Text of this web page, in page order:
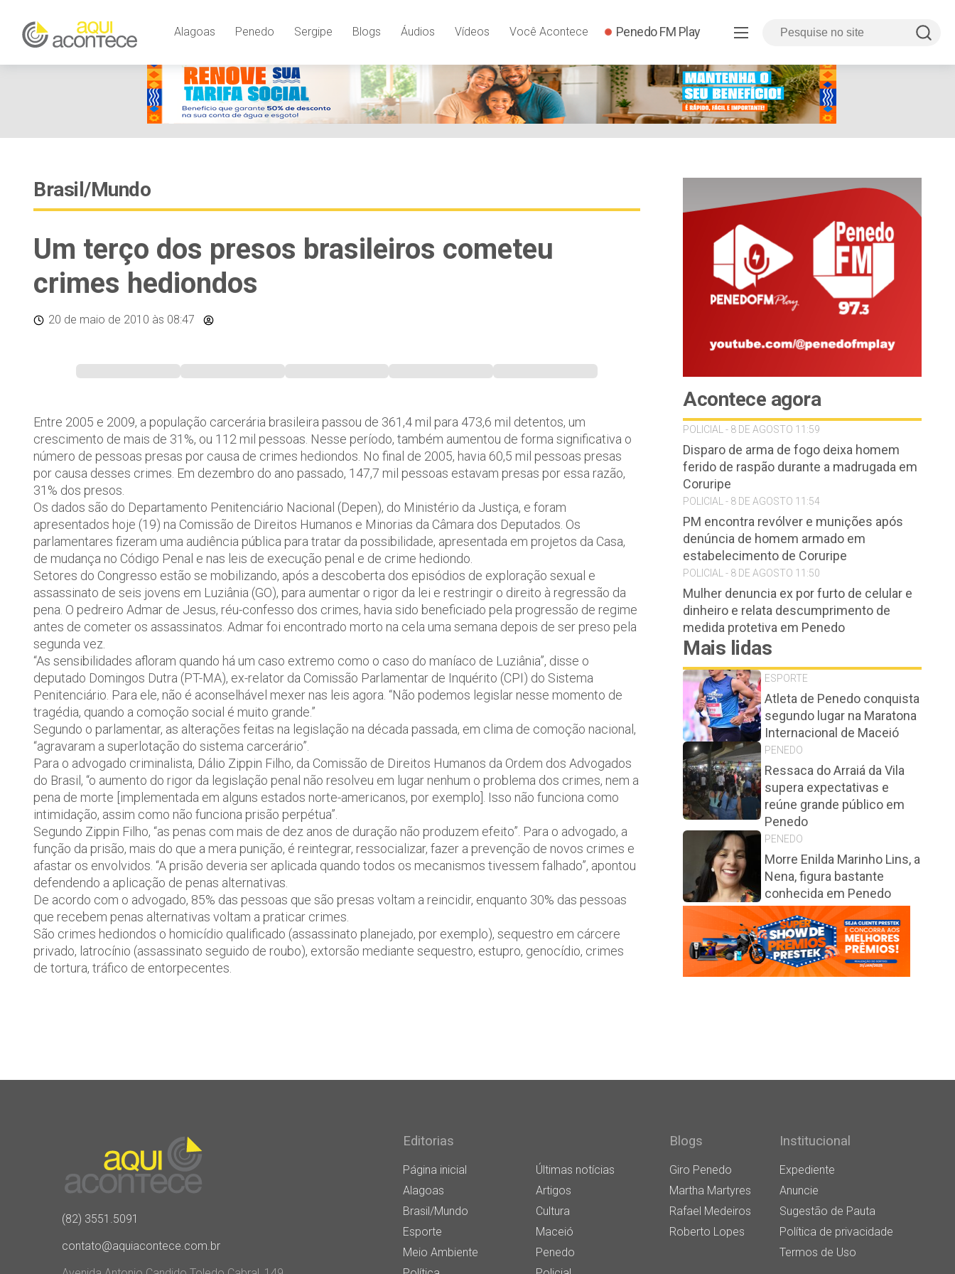
Alagoas Penedo Sergipe Blogs Áudios Vídeos Você Acontece Penedo FM Play
Brasil/Mundo
Um terço dos presos brasileiros cometeu
crimes hediondos
20 de maio de 2010 às 08:47
Entre 2005 e 2009, a população carcerária brasileira passou de 361,4 mil para 473,6 mil detentos, um
crescimento de mais de 31%, ou 112 mil pessoas. Nesse período, também aumentou de forma significativa o
número de pessoas presas por causa de crimes hediondos. No final de 2005, havia 60,5 mil pessoas presas
por causa desses crimes. Em dezembro do ano passado, 147,7 mil pessoas estavam presas por essa razão,
31% dos presos.
Os dados são do Departamento Penitenciário Nacional (Depen), do Ministério da Justiça, e foram
apresentados hoje (19) na Comissão de Direitos Humanos e Minorias da Câmara dos Deputados. Os
parlamentares fizeram uma audiência pública para tratar da possibilidade, apresentada em projetos da Casa,
de mudança no Código Penal e nas leis de execução penal e de crime hediondo.
Setores do Congresso estão se mobilizando, após a descoberta dos episódios de exploração sexual e
assassinato de seis jovens em Luziânia (GO), para aumentar o rigor da lei e restringir o direito à regressão da
pena. O pedreiro Admar de Jesus, réu-confesso dos crimes, havia sido beneficiado pela progressão de regime
antes de cometer os assassinatos. Admar foi encontrado morto na cela uma semana depois de ser preso pela
segunda vez.
“As sensibilidades afloram quando há um caso extremo como o caso do maníaco de Luziânia”, disse o
deputado Domingos Dutra (PT-MA), ex-relator da Comissão Parlamentar de Inquérito (CPI) do Sistema
Penitenciário. Para ele, não é aconselhável mexer nas leis agora. “Não podemos legislar nesse momento de
tragédia, quando a comoção social é muito grande.”
Segundo o parlamentar, as alterações feitas na legislação na década passada, em clima de comoção nacional,
“agravaram a superlotação do sistema carcerário”.
Para o advogado criminalista, Dálio Zippin Filho, da Comissão de Direitos Humanos da Ordem dos Advogados
do Brasil, “o aumento do rigor da legislação penal não resolveu em lugar nenhum o problema dos crimes, nem a
pena de morte [implementada em alguns estados norte-americanos, por exemplo]. Isso não funciona como
intimidação, assim como não funciona prisão perpétua”.
Segundo Zippin Filho, “as penas com mais de dez anos de duração não produzem efeito”. Para o advogado, a
função da prisão, mais do que a mera punição, é reintegrar, ressocializar, fazer a prevenção de novos crimes e
afastar os envolvidos. “A prisão deveria ser aplicada quando todos os mecanismos tivessem falhado”, apontou
defendendo a aplicação de penas alternativas.
De acordo com o advogado, 85% das pessoas que são presas voltam a reincidir, enquanto 30% das pessoas
que recebem penas alternativas voltam a praticar crimes.
São crimes hediondos o homicídio qualificado (assassinato planejado, por exemplo), sequestro em cárcere
privado, latrocínio (assassinato seguido de roubo), extorsão mediante sequestro, estupro, genocídio, crimes
de tortura, tráfico de entorpecentes.
Acontece agora
POLICIAL - 8 DE AGOSTO 11:59
Disparo de arma de fogo deixa homem
ferido de raspão durante a madrugada em
Coruripe
POLICIAL - 8 DE AGOSTO 11:54
PM encontra revólver e munições após
denúncia de homem armado em
estabelecimento de Coruripe
POLICIAL - 8 DE AGOSTO 11:50
Mulher denuncia ex por furto de celular e
dinheiro e relata descumprimento de
medida protetiva em Penedo
Mais lidas
ESPORTE
Atleta de Penedo conquista
segundo lugar na Maratona
Internacional de Maceió
PENEDO
Ressaca do Arraiá da Vila
supera expectativas e
reúne grande público em
Penedo
PENEDO
Morre Enilda Marinho Lins, a
Nena, figura bastante
conhecida em Penedo
(82) 3551.5091
contato@aquiacontece.com.br
Editorias
Página inicial
Últimas notícias
Alagoas
Artigos
Brasil/Mundo
Cultura
Esporte
Maceió
Meio Ambiente
Penedo
Blogs
Giro Penedo
Martha Martyres
Rafael Medeiros
Roberto Lopes
Institucional
Expediente
Anuncie
Sugestão de Pauta
Política de privacidade
Termos de Uso